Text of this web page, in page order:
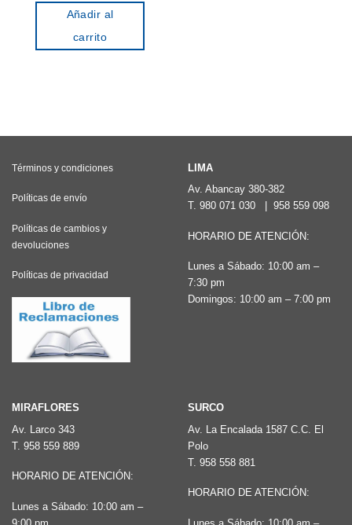
Añadir al
carrito
Términos y condiciones
Políticas de envío
Políticas de cambios y
devoluciones
Políticas de privacidad
LIMA
Av. Abancay 380-382
T. 980 071 030 958 559 098
HORARIO DE ATENCIÓN:
Lunes a Sábado: 10:00 am –
7:30 pm
Domingos: 10:00 am – 7:00 pm
MIRAFLORES
Av. Larco 343
T. 958 559 889
HORARIO DE ATENCIÓN:
Lunes a Sábado: 10:00 am –
SURCO
Av. La Encalada 1587 C.C. El
Polo
T. 958 558 881
HORARIO DE ATENCIÓN: